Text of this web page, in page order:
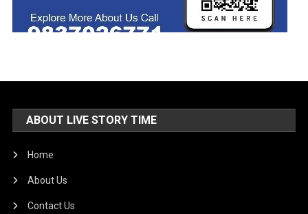
ABOUT LIVE STORY TIME
Home
About Us
Contact Us